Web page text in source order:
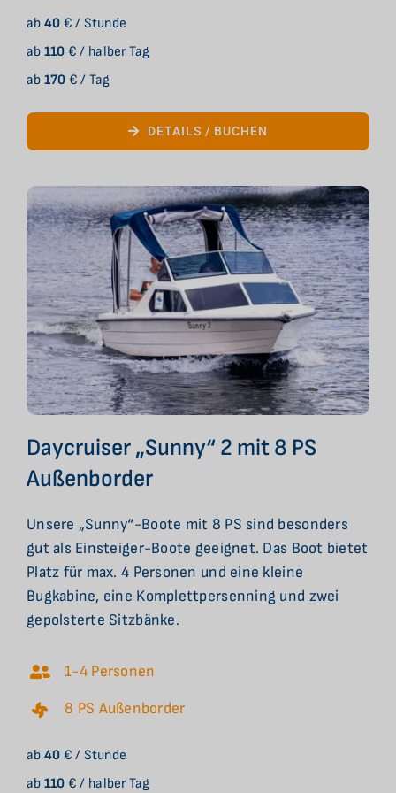
ab 40 € / Stunde
ab 110 € / halber Tag
ab 170 € / Tag
DETAILS / BUCHEN
Daycruiser „Sunny“ 2 mit 8 PS
Außenborder
Unsere „Sunny“-Boote mit 8 PS sind besonders
gut als Einsteiger-Boote geeignet. Das Boot bietet
Platz für max. 4 Personen und eine kleine
Bugkabine, eine Komplettpersenning und zwei
gepolsterte Sitzbänke.
1-4 Personen
8 PS Außenborder
ab 40 € / Stunde
ab 110 € / halber Tag